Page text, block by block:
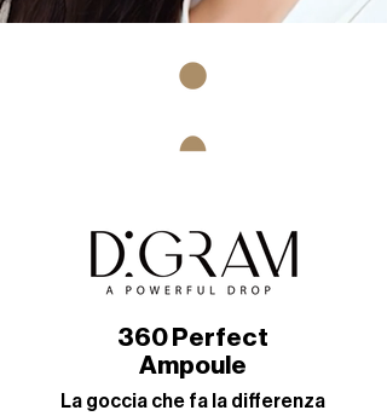
360 Perfect
Ampoule
La goccia che fa la differenza